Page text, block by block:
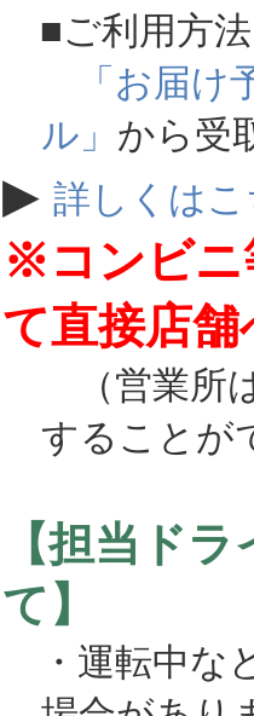
■ご利用方法
「お届け
ル」 から受
▶ 詳しくはこ
※コンビニ
て直接店
（営業所
することが
【担当ド
て】
・運転中な